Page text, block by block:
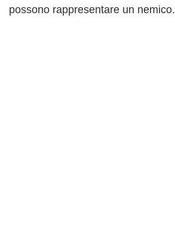
possono rappresentare un nemico.